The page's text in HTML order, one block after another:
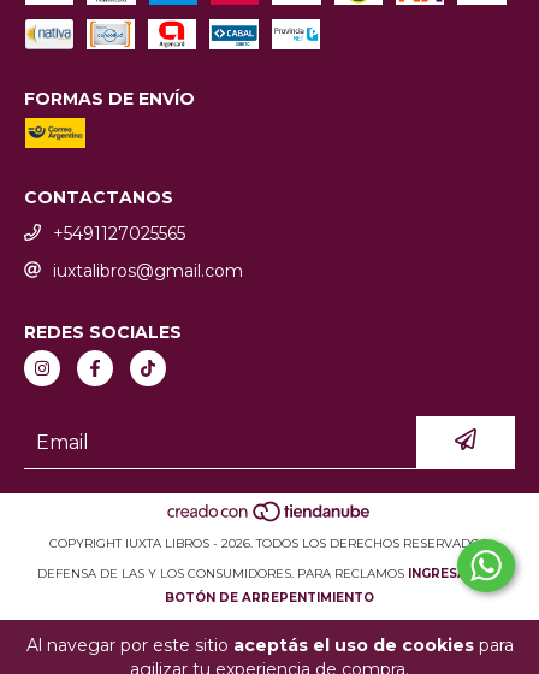
Al navegar por este sitio aceptás el uso de cookiespara
agilizar tu experiencia de compra.
FORMAS DE ENVÍO
CONTACTANOS
+5491127025565
iuxtalibros@gmail.com
REDES SOCIALES
COPYRIGHT IUXTA LIBROS - 2026. TODOS LOS DERECHOS RESERVADOS.
DEFENSA DE LAS Y LOS CONSUMIDORES. PARA RECLAMOS INGRESÁ ACÁ.
BOTÓN DE ARREPENTIMIENTO